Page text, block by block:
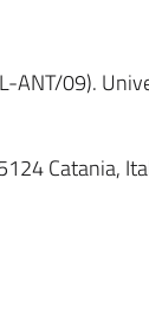
ANT/09).
Catania,